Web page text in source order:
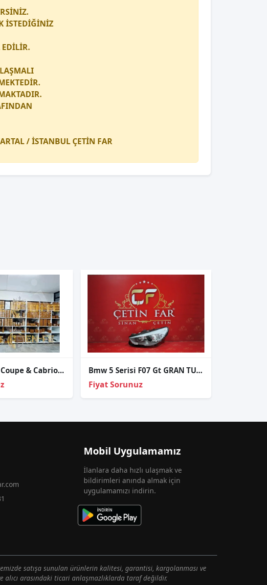
İSTEDİĞİNİZ
EDİLİR.
/ İSTANBUL ÇETİN FAR
BMW 3-Serisi Coupe & Cabrio E92 E93 63117182520 2006-2010 Xenon Far Beyni Bmw 5 Serisi F07 Gt GRAN TURİSMO Adaptif Xenon Sol Far Sıfır
Fiyat Sorunuz
Mobil Uygulamamız
İlanlara daha hızlı ulaşmak ve
bildirimleri anında almak için
uygulamamızı indirin.
satışa sunulan ürünlerin kalitesi, garantisi, kargolanması ve
arasındaki ticari anlaşmazlıklarda taraf değildir.